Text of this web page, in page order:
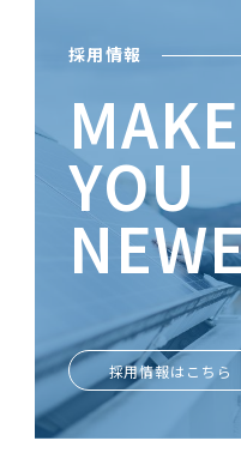
採用情報
MAKE
YOU
ときめきがあなたを
採用情報はこちら